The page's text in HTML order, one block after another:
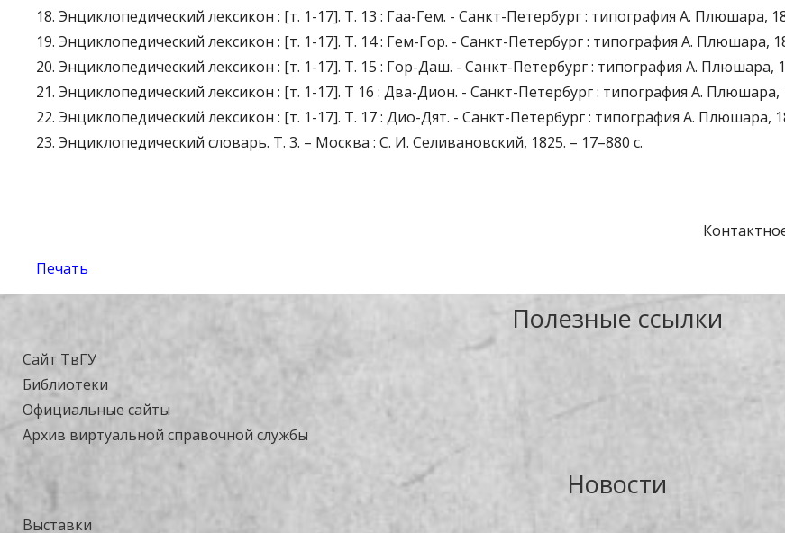
18. Энциклопедический лексикон : [т. 1-17]. Т. 13 : Гаа-Гем. - Санкт-Петербург : типография А. Плюшара,
19. Энциклопедический лексикон : [т. 1-17]. Т. 14 : Гем-Гор. - Санкт-Петербург : типография А. Плюшара,
20. Энциклопедический лексикон : [т. 1-17]. Т. 15 : Гор-Даш. - Санкт-Петербург : типография А. Плюшара,
21. Энциклопедический лексикон : [т. 1-17]. Т 16 : Два-Дион. - Санкт-Петербург : типография А. Плюшара,
22. Энциклопедический лексикон : [т. 1-17]. Т. 17 : Дио-Дят. - Санкт-Петербург : типография А. Плюшара,
23. Энциклопедический словарь. Т. 3. – Москва : С. И. Селивановский, 1825. – 17–880 с.
Печать
Полезные ссылки
Сайт ТвГУ
Библиотеки
Официальные сайты
Архив виртуальной справочной службы
Новости
Выставки